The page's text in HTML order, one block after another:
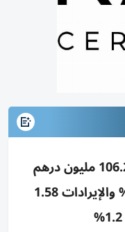
أرباح سيراميك رأس الخيمة 106.2 مليون درهم
بالنصف الأول بانخفاض 7.6% والإيرادات 1.58